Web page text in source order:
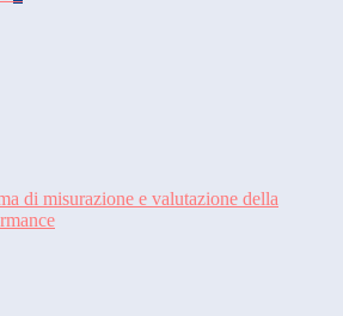
di misurazione e valutazione della